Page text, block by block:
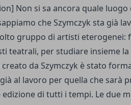
Non si sa ancora quale
che Szymczyk sta già
gruppo di artisti eterogenei:
teatrali, per studiare insieme la
da Szymczyk è stato
al lavoro per quella che sarà
di tutti i tempi. Le due